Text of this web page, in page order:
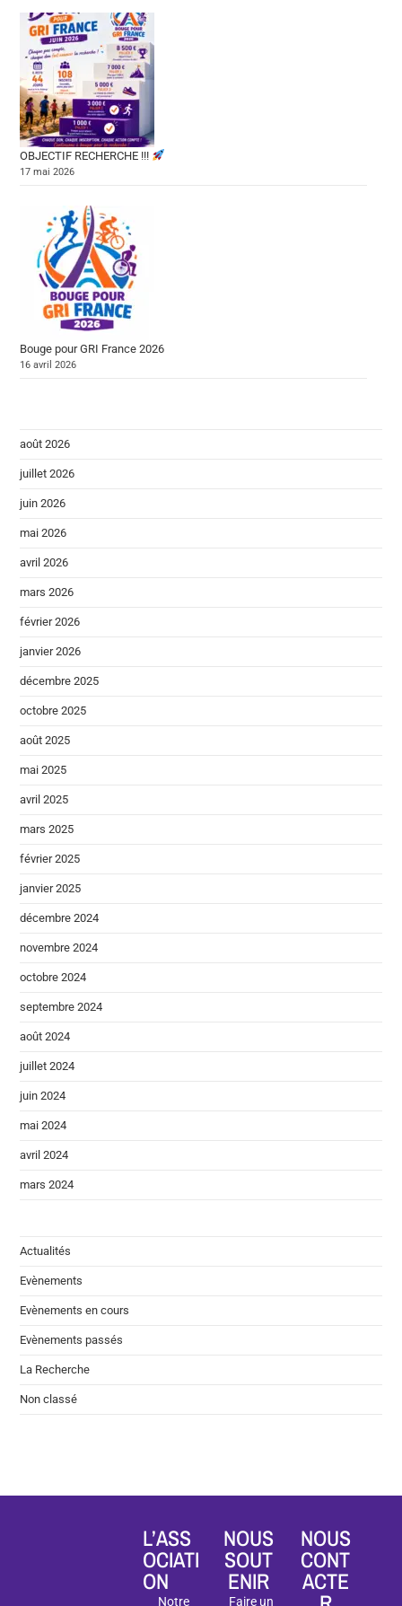
OBJECTIF RECHERCHE !!!
17 mai 2026
Bouge pour GRI France 2026
16 avril 2026
août 2026
juillet 2026
juin 2026
mai 2026
avril 2026
mars 2026
février 2026
janvier 2026
décembre 2025
octobre 2025
août 2025
mai 2025
avril 2025
mars 2025
février 2025
janvier 2025
décembre 2024
novembre 2024
octobre 2024
septembre 2024
août 2024
juillet 2024
juin 2024
mai 2024
avril 2024
mars 2024
Actualités
Evènements
Evènements en cours
Evènements passés
La Recherche
Non classé
L’ASS
OCIATI
ON
Notre
NOUS
SOUT
ENIR
Faire un
NOUS
CONT
ACTE